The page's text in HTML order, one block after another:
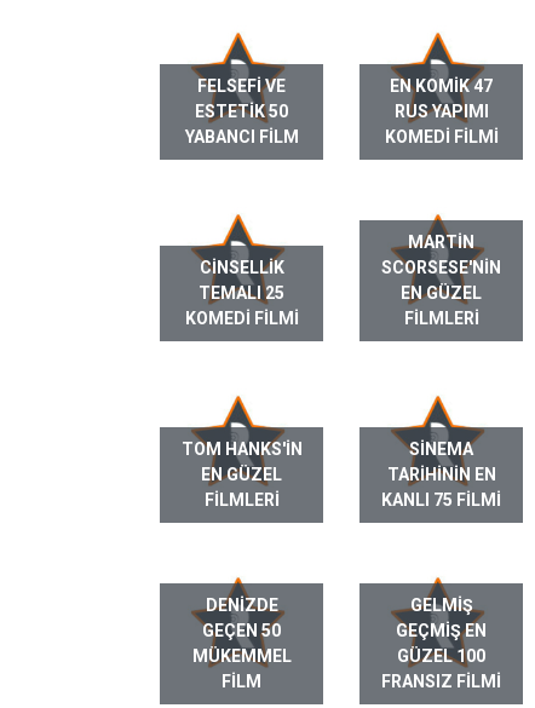
FELSEFI VE
ESTETIK 50
YABANCI FILM
EN KOMIK 47
RUS YAPIMI
KOMEDI FILMI
CINSELLIK
TEMALI 25
KOMEDI FILMI
MARTIN
SCORSESE'NIN
EN GÜZEL
FILMLERI
TOM HANKS'IN
EN GÜZEL
FILMLERI
SINEMA
TARIHININ EN
KANLI 75 FILMI
DENIZDE
GEÇEN 50
MÜKEMMEL
FILM
GELMIŞ
GEÇMIŞ EN
GÜZEL 100
FRANSIZ FILMI